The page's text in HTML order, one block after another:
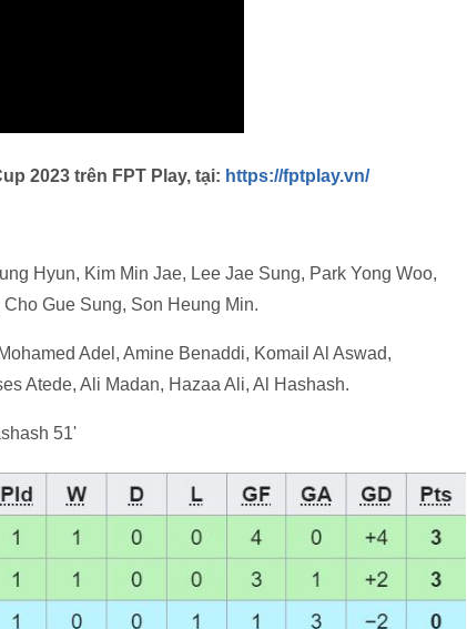
2023 trên FPT Play, tại: https://fptplay.vn/
Hyun, Kim Min Jae, Lee Jae Sung, Park Yong Woo,
Gue Sung, Son Heung Min.
Adel, Amine Benaddi, Komail Al Aswad,
Atede, Ali Madan, Hazaa Ali, Al Hashash.
51'